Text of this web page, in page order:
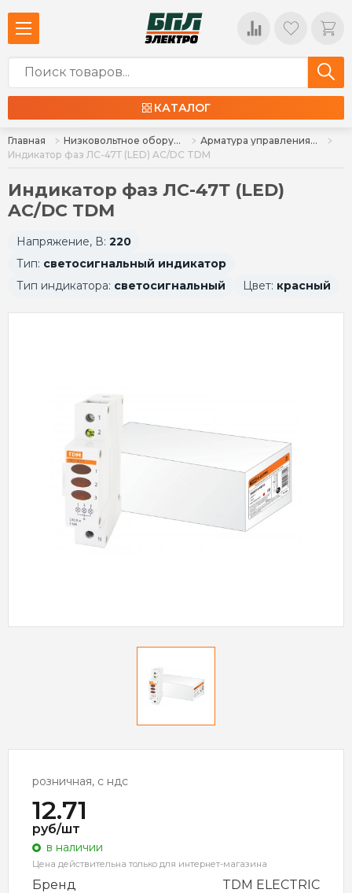
КАТАЛОГ
Главная Низковольтное оборудование
Арматура управления, кнопки, индикация
Индикатор фаз ЛС-47Т (LED) AC/DC TDM
Индикатор фаз ЛС-47Т (LED)
AC/DC TDM
Напряжение, В: 220
Тип: светосигнальный индикатор
Тип индикатора: светосигнальный Цвет: красный
розничная, с ндс
12.71
руб/шт
в наличии
Цена действительна только для интернет-магазина
Бренд
TDM ELECTRIC